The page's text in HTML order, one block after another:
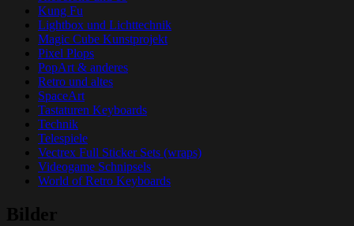
Kung Fu
Lightbox und Lichttechnik
Magic Cube Kunstprojekt
Pixel Plops
PopArt & anderes
Retro und altes
SpaceArt
Tastaturen Keyboards
Technik
Telespiele
Vectrex Full Sticker Sets (wraps)
Videogame Schnipsels
World of Retro Keyboards
Bilder